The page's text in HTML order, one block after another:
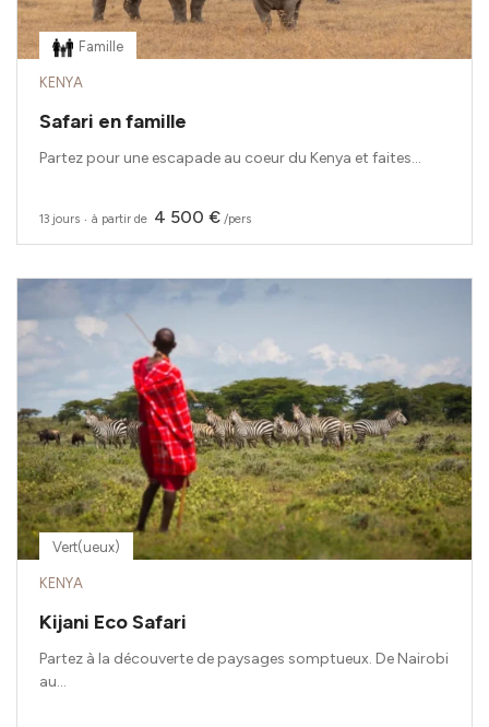
Famille
KENYA
Safari en famille
Partez pour une escapade au coeur du Kenya et faites...
13 jours ‧ à partir de 4 500 € /pers
Vert(ueux)
KENYA
Kijani Eco Safari
Partez à la découverte de paysages somptueux. De Nairobi
au...